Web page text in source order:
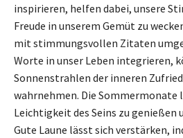
inspirieren, helfen dabei, unsere
Freude in unserem Gemüt zu
mit stimmungsvollen Zitaten
Worte in unser Leben integrieren,
Sonnenstrahlen der inneren
wahrnehmen. Die Sommermonate
Leichtigkeit des Seins zu genießen
Gute Laune lässt sich verstärken,